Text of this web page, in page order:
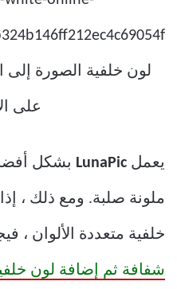
يعمل LunaPic بشكل
ملونة صلبة. ومع ذلك ،
خلفية متعددة الألوان ،
شفافة ثم إضافة لون